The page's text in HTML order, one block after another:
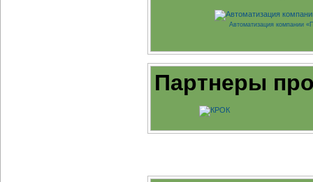
Автоматизация компании
Партнеры